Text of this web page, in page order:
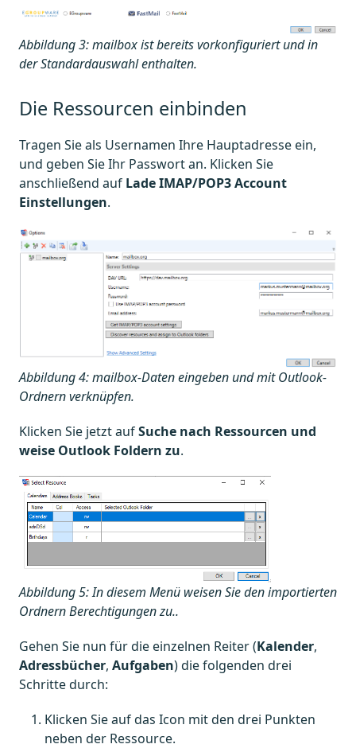
Abbildung 3: mailbox ist bereits vorkonfiguriert und in
der Standardauswahl enthalten.
Die Ressourcen einbinden
Tragen Sie als Usernamen Ihre Hauptadresse ein,
und geben Sie Ihr Passwort an. Klicken Sie
anschließend auf Lade IMAP/POP3 Account
Einstellungen.
Abbildung 4: mailbox-Daten eingeben und mit Outlook-
Ordnern verknüpfen.
Klicken Sie jetzt aufSuche nach Ressourcen und
weise Outlook Foldern zu.
Abbildung 5: In diesem Menü weisen Sie den importierten
Ordnern Berechtigungen zu..
Gehen Sie nun für die einzelnen Reiter (Kalender,
Adressbücher, Aufgaben) die folgenden drei
Schritte durch:
Klicken Sie auf das Icon mit den drei Punkten
neben der Ressource.